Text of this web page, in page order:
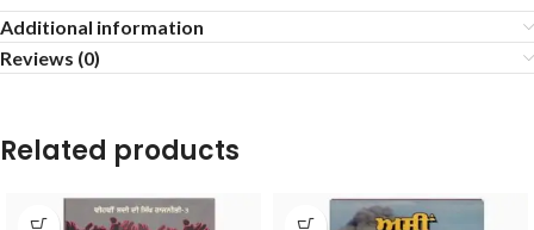
Additional information
Reviews (0)
Related products